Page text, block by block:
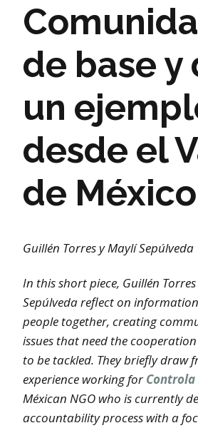
de base y
un
desde el
de México
Guillén Torres y Maylí Sepúlveda
In this short piece, Guillén
Sepúlveda reflect on
people together, creating
issues that need the
to be tackled. They briefly draw
experience working forControla
Méxican NGO who is currently
accountability process with a